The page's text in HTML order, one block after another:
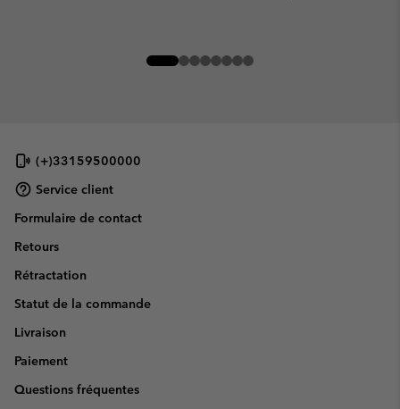
(+)33159500000
Service client
Formulaire de contact
Retours
Rétractation
Statut de la commande
Livraison
Paiement
Questions fréquentes